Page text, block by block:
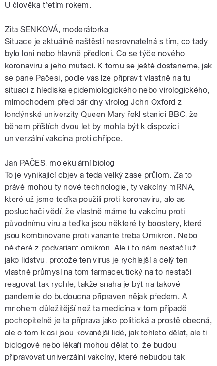
U člověka třetím rokem.
Zita SENKOVÁ, moderátorka
Situace je aktuálně naštěstí nesrovnatelná s tím, co tady
bylo loni nebo hlavně předloni. Co se týče nového
koronaviru a jeho mutací. K tomu se ještě dostaneme, jak
se pane Pačesi, podle vás lze připravit vlastně na tu
situaci z hlediska epidemiologického nebo virologického,
mimochodem před pár dny virolog John Oxford z
londýnské univerzity Queen Mary řekl stanici BBC, že
během příštích dvou let by mohla být k dispozici
univerzální vakcína proti chřipce.
Jan PAČES, molekulární biolog
To je vynikající objev a teda velký zase průlom. Za to
právě mohou ty nové technologie, ty vakcíny mRNA,
které už jsme teďka použili proti koronaviru, ale asi
posluchači vědí, že vlastně máme tu vakcínu proti
původnímu viru a teďka jsou některé ty boostery, které
jsou kombinované proti variantě třeba Omikron. Nebo
některé z podvariant omikron. Ale i to nám nestačí už
jako lidstvu, protože ten virus je rychlejší a celý ten
vlastně průmysl na tom farmaceutický na to nestačí
reagovat tak rychle, takže snaha je být na takové
pandemie do budoucna připraven nějak předem. A
mnohem důležitější než ta medicína v tom případě
pochopitelně je ta příprava jako politická a prostě obecná,
ale o tom k asi jsou kovanější lidé, jak tohleto dělat, ale ti
biologové nebo lékaři mohou dělat to, že budou
připravovat univerzální vakcíny, které nebudou tak